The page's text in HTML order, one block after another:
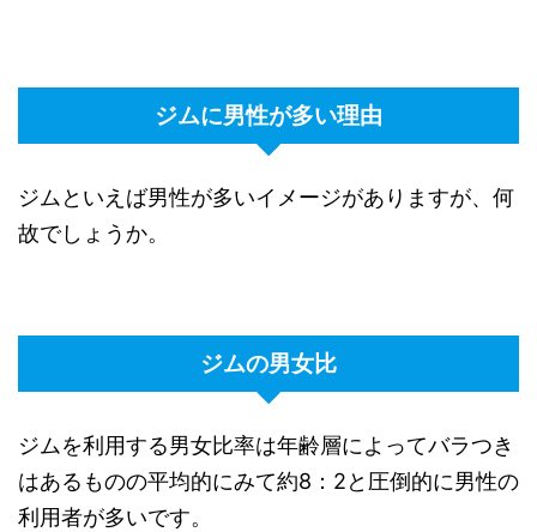
ジムに男性が多い理由
ジムといえば男性が多いイメージがありますが、何
故でしょうか。
ジムの男女比
ジムを利用する男女比率は年齢層によってバラつき
はあるものの平均的にみて約8：2と圧倒的に男性の
利用者が多いです。